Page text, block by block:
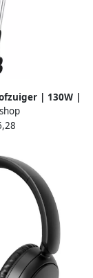
| 130W |
| HEPA | Oranje